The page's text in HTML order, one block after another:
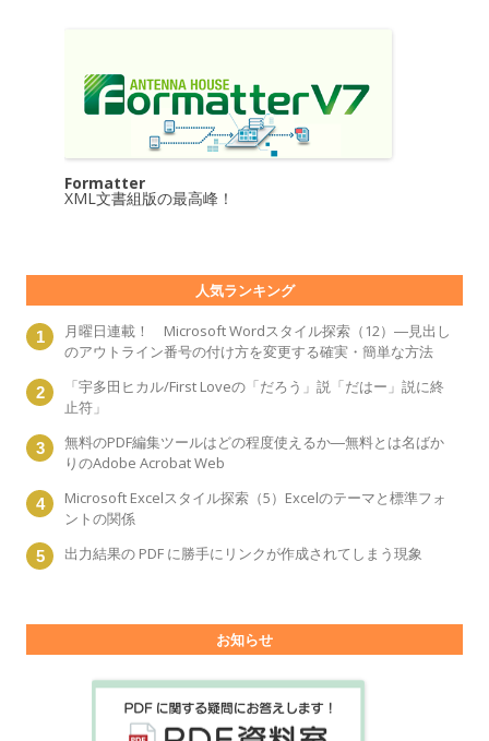
Formatter
XML文書組版の最高峰！
人気ランキング
月曜日連載！ Microsoft Wordスタイル探索（12）―見出し
のアウトライン番号の付け方を変更する確実・簡単な方法
「宇多田ヒカル/First Loveの「だろう」説「だはー」説に終
止符」
無料のPDF編集ツールはどの程度使えるか―無料とは名ばか
りのAdobe Acrobat Web
Microsoft Excelスタイル探索（5）Excelのテーマと標準フォ
ントの関係
出力結果の PDF に勝手にリンクが作成されてしまう現象
お知らせ